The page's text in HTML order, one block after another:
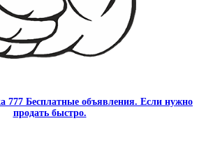
777 Бесплатные объявления. Если нужно
продать быстро.